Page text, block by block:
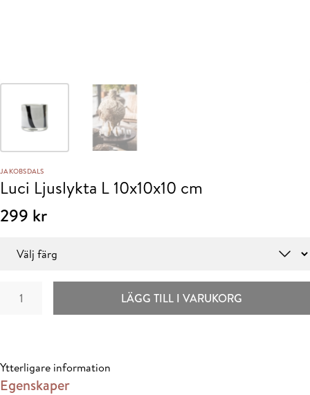
JAKOBSDALS
Luci Ljuslykta L 10x10x10 cm
299 kr
Ljuslykta
mängd
LÄGG TILL I VARUKORG
Ytterligare information
Egenskaper